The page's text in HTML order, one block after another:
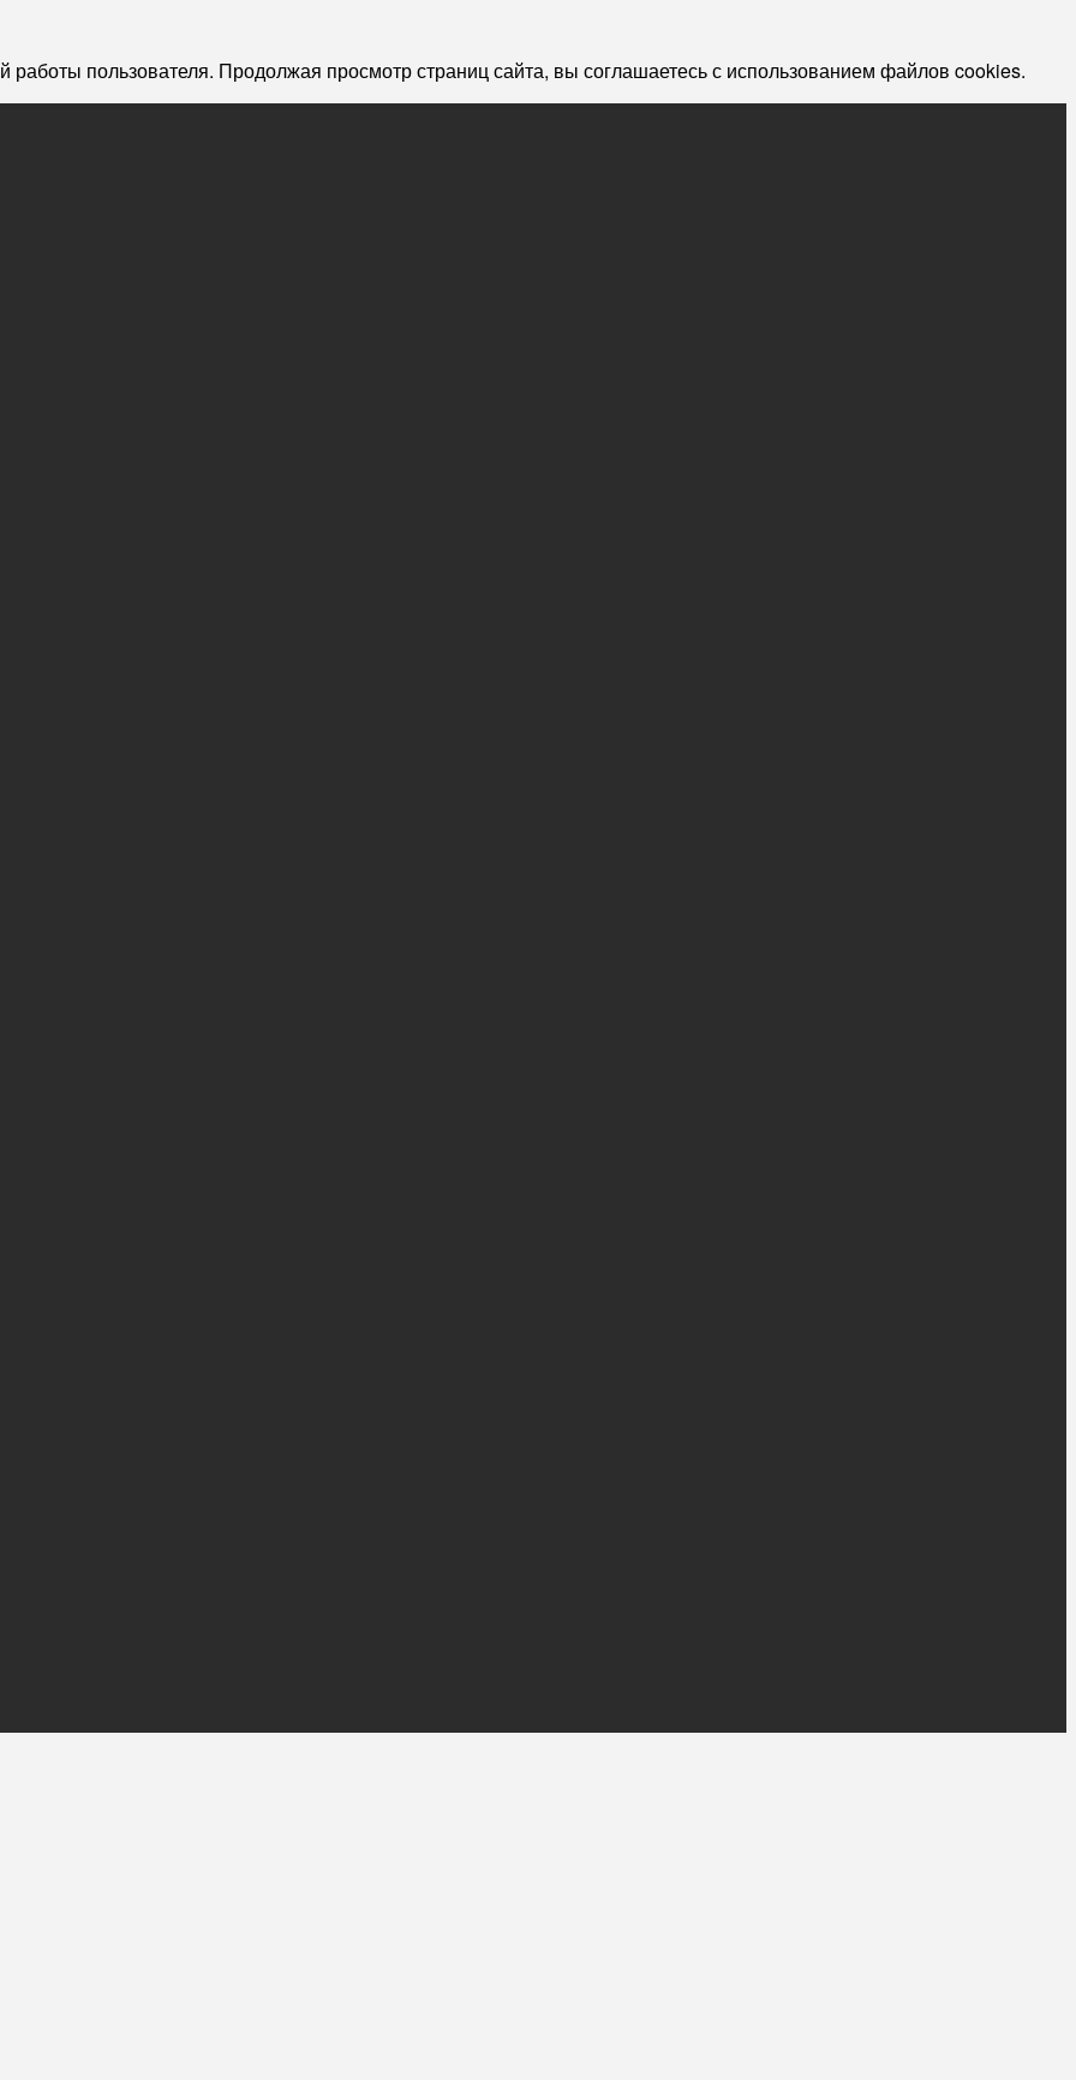
пользователя. Продолжая просмотр страниц сайта, вы соглашаетесь с использованием файлов cookies.